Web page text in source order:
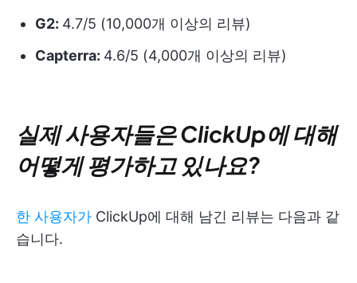
G2: 4.7/5 (10,000개 이상의 리뷰)
Capterra: 4.6/5 (4,000개 이상의 리뷰)
실제 사용자들은 ClickUp에 대해
어떻게 평가하고 있나요?
한 사용자가 ClickUp에 대해 남긴 리뷰는 다음과 같
습니다.